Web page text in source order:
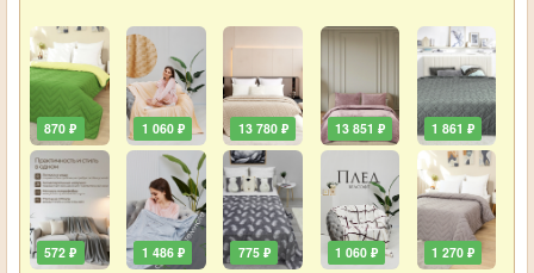
870 ₽
572 ₽
1 060 ₽
1 486 ₽
13 780 ₽
775 ₽
13 851 ₽
1 060 ₽
1 861 ₽
1 270 ₽